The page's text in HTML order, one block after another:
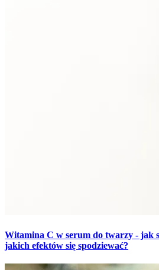
Witamina C w serum do twarzy - jak
jakich efektów się spodziewać?